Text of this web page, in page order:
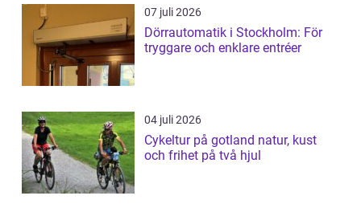
07 juli 2026
Dörrautomatik i Stockholm: För
tryggare och enklare entréer
04 juli 2026
Cykeltur på gotland natur, kust
och frihet på två hjul